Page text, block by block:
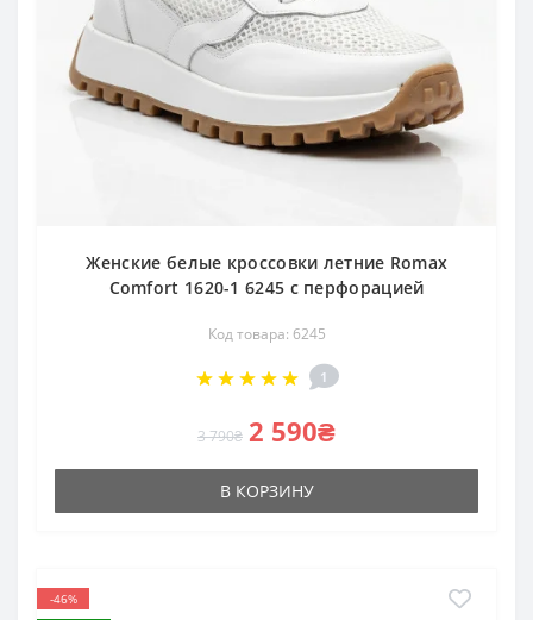
Женские белые кроссовки летние Romax
Comfort 1620-1 6245 с перфорацией
Код товара: 6245
1
3 790₴ 2 590₴
В КОРЗИНУ
-46%